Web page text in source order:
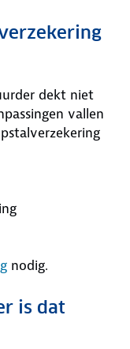
dekt niet
vallen
nodig.
is dat